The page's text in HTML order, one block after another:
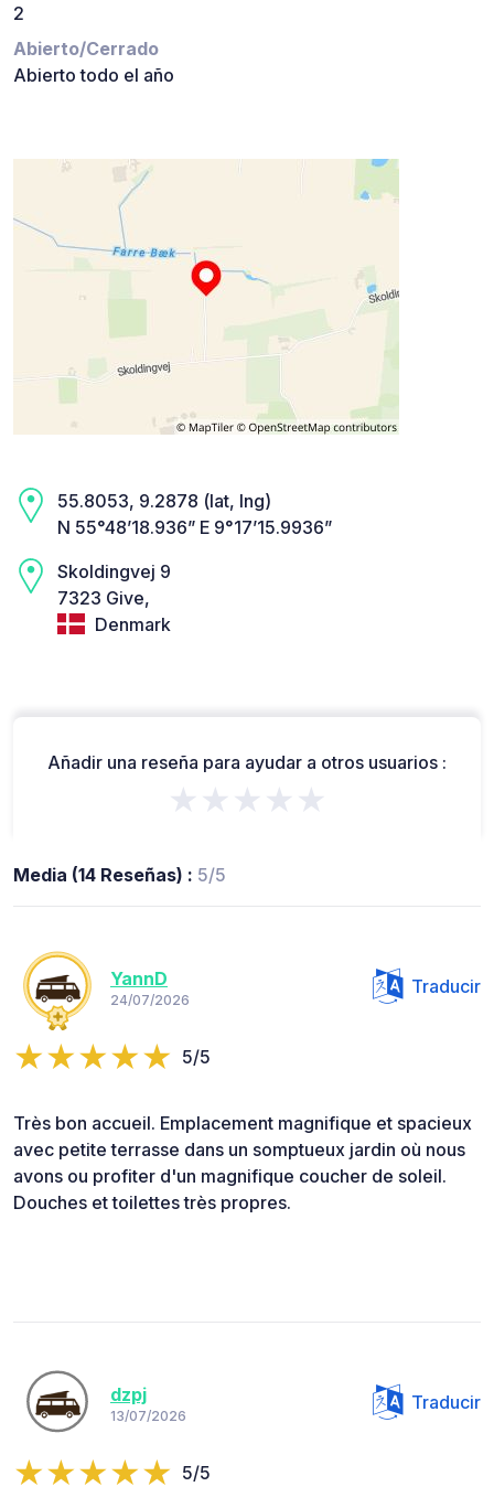
2
Abierto/Cerrado
Abierto todo el año
55.8053, 9.2878 (lat, lng)
N 55°48’18.936” E 9°17’15.9936”
Skoldingvej 9
7323 Give,
Denmark
Añadir una reseña para ayudar a otros usuarios :
★★★★★
Media (14 Reseñas) : 5/5
YannD
24/07/2026
Traducir
5/5
Très bon accueil. Emplacement magnifique et spacieux
avec petite terrasse dans un somptueux jardin où nous
avons ou profiter d'un magnifique coucher de soleil.
Douches et toilettes très propres.
dzpj
13/07/2026
Traducir
5/5